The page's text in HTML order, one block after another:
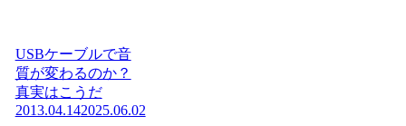
USBケーブルで音
質が変わるのか？
真実はこうだ
2013.04.142025.06.02